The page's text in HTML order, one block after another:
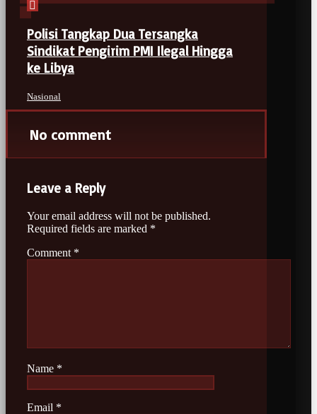
Polisi Tangkap Dua Tersangka
Sindikat Pengirim PMI Ilegal Hingga
ke Libya
Nasional
No comment
Leave a Reply
Your email address will not be published.
Required fields are marked *
Comment *
Name *
Email *